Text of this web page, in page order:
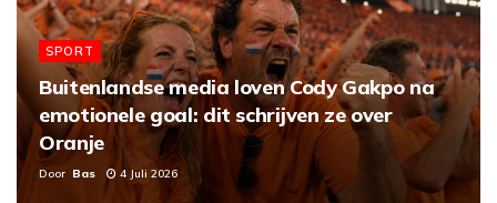
d
e
o
SPORT
Buitenlandse media loven Cody Gakpo na
emotionele goal: dit schrijven ze over
Oranje
Door Bas 4 Juli 2026